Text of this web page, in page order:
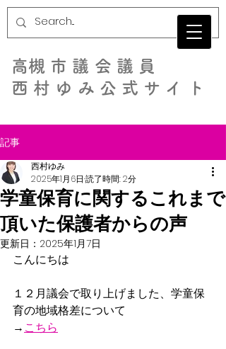
​高槻市議会議員
西村ゆみ公式サイト
記事
学童保育に関するこれまで
頂いた保護者からの声
西村ゆみ
2025年1月6日 読了時間: 2分
更新日： 2025年1月7日
こんにちは
１２月議会で取り上げました、学童保
育の地域格差について
→ こちら